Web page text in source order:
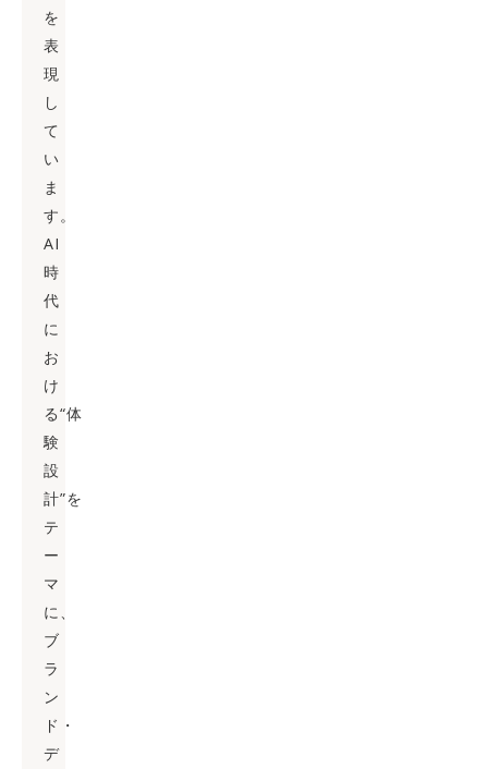
を
表
現
し
て
い
ま
す。
AI
時
代
に
お
け
る“体
験
設
計”を
テ
ー
マ
に、
ブ
ラ
ン
ド・
デ